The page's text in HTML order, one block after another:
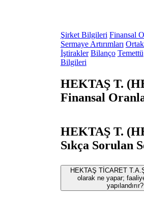
Şirket Bilgileri Finansal
Sermaye Artırımları
İştirakler Bilanço Temettü
Bilgileri
HEKTAŞ T.
Finansal
HEKTAŞ T.
Sıkça Sorulan
HEKTAŞ TİCARET
olarak ne yapar;
yapılandırır?